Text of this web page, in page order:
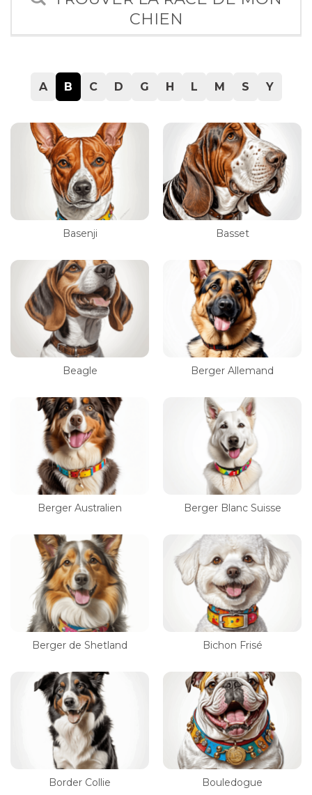
CHIEN
A B C D G H L M S Y
Basenji Basset
Beagle Berger Allemand
Berger Australien Berger Blanc Suisse
Berger de Shetland Bichon Frisé
Border Collie Bouledogue